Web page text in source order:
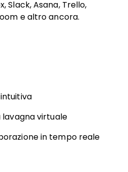
Slack, Asana, Trello,
e altro ancora.
lavagna virtuale
in tempo reale